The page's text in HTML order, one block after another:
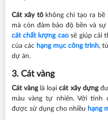
Cát xây tôkhông chỉ tạo ra bề
mà còn đảm bảo độ bền và
cát chất lượng caosẽ giúp cải
của các hạng mục công trình,
dự án.
3. Cát vàng
Cát vànglà loạicát xây dựng
màu vàng tự nhiên. Với tính
được sử dụng cho nhiều hạng